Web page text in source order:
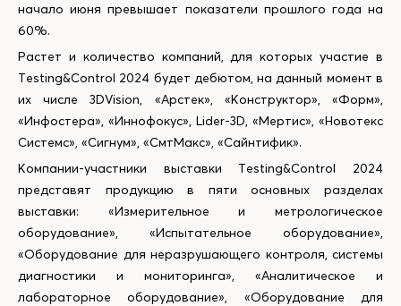
начало июня превышает показатели прошлого года на
60%.
Растет и количество компаний, для которых участие в
Testing&Control 2024 будет дебютом, на данный момент в
их числе 3DVision, «Арстек», «Конструктор», «Форм»,
«Инфостера», «Иннофокус», Lider-3D, «Мертис», «Новотекс
Системс», «Сигнум», «СмтМакс», «Сайнтифик».
Компании-участники выставки Testing&Control 2024
представят продукцию в пяти основных разделах
выставки: «Измерительное и метрологическое
оборудование», «Испытательное оборудование»,
«Оборудование для неразрушающего контроля, системы
диагностики и мониторинга», «Аналитическое и
лабораторное оборудование», «Оборудование для